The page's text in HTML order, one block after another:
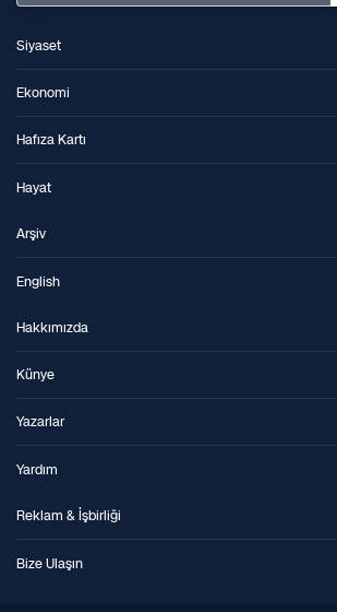
Siyaset
Ekonomi
Hafıza Kartı
Hayat
Arşiv
English
Hakkımızda
Künye
Yazarlar
Yardım
Reklam & İşbirliği
Bize Ulaşın